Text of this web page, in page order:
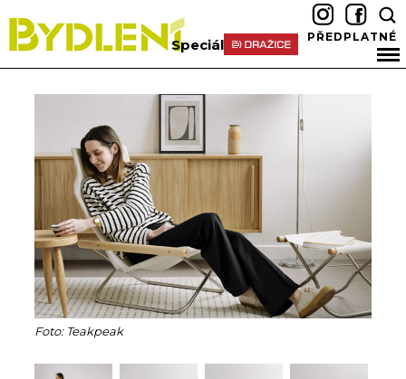
Speciál PŘEDPLATNÉ
Foto: Teakpeak